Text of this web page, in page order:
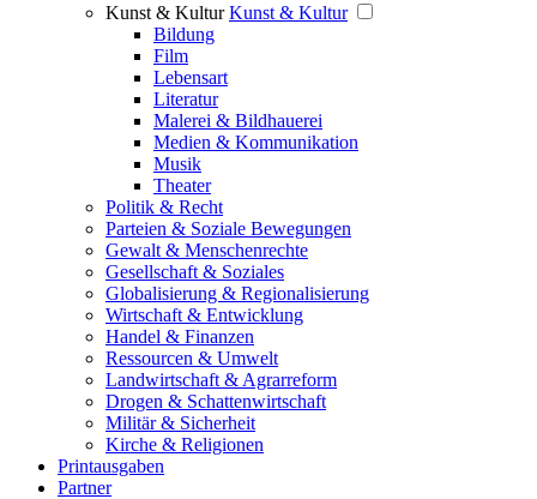
Kunst & Kultur Kunst & Kultur
Bildung
Film
Lebensart
Literatur
Malerei & Bildhauerei
Medien & Kommunikation
Musik
Theater
Politik & Recht
Parteien & Soziale Bewegungen
Gewalt & Menschenrechte
Gesellschaft & Soziales
Globalisierung & Regionalisierung
Wirtschaft & Entwicklung
Handel & Finanzen
Ressourcen & Umwelt
Landwirtschaft & Agrarreform
Drogen & Schattenwirtschaft
Militär & Sicherheit
Kirche & Religionen
Printausgaben
Partner